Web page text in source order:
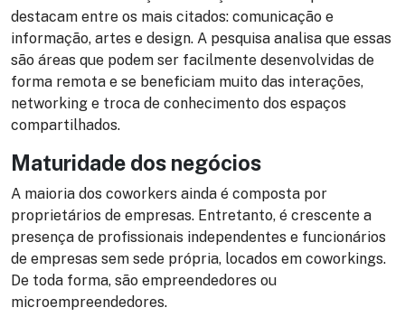
destacam entre os mais citados: comunicação e
informação, artes e design. A pesquisa analisa que essas
são áreas que podem ser facilmente desenvolvidas de
forma remota e se beneficiam muito das interações,
networking e troca de conhecimento dos espaços
compartilhados.
Maturidade dos negócios
A maioria dos coworkers ainda é composta por
proprietários de empresas. Entretanto, é crescente a
presença de profissionais independentes e funcionários
de empresas sem sede própria, locados em coworkings.
De toda forma, são empreendedores ou
microempreendedores.